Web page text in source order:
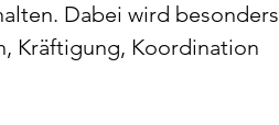
Dabei wird besonders
Kräftigung, Koordination